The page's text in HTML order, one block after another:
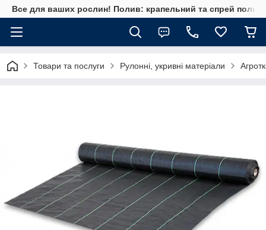
Все для ваших рослин! Полив: крапельний та спрей полив,
Товари та послуги Рулонні, укривні матеріали